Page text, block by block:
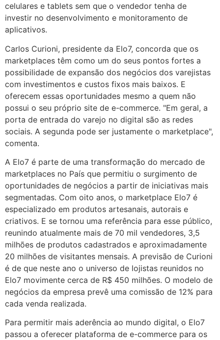
celulares e tablets sem que o vendedor tenha de
investir no desenvolvimento e monitoramento de
aplicativos.
Carlos Curioni, presidente da Elo7, concorda que os
marketplaces têm como um do seus pontos fortes a
possibilidade de expansão dos negócios dos varejistas
com investimentos e custos fixos mais baixos. E
oferecem essas oportunidades mesmo a quem não
possui o seu próprio site de e-commerce. "Em geral, a
porta de entrada do varejo no digital são as redes
sociais. A segunda pode ser justamente o marketplace",
comenta.
A Elo7 é parte de uma transformação do mercado de
marketplaces no País que permitiu o surgimento de
oportunidades de negócios a partir de iniciativas mais
segmentadas. Com oito anos, o marketplace Elo7 é
especializado em produtos artesanais, autorais e
criativos. E se tornou uma referência para esse público,
reunindo atualmente mais de 70 mil vendedores, 3,5
milhões de produtos cadastrados e aproximadamente
20 milhões de visitantes mensais. A previsão de Curioni
é de que neste ano o universo de lojistas reunidos no
Elo7 movimente cerca de R$ 450 milhões. O modelo de
negócios da empresa prevê uma comissão de 12% para
cada venda realizada.
Para permitir mais aderência ao mundo digital, o Elo7
passou a oferecer plataforma de e-commerce para os